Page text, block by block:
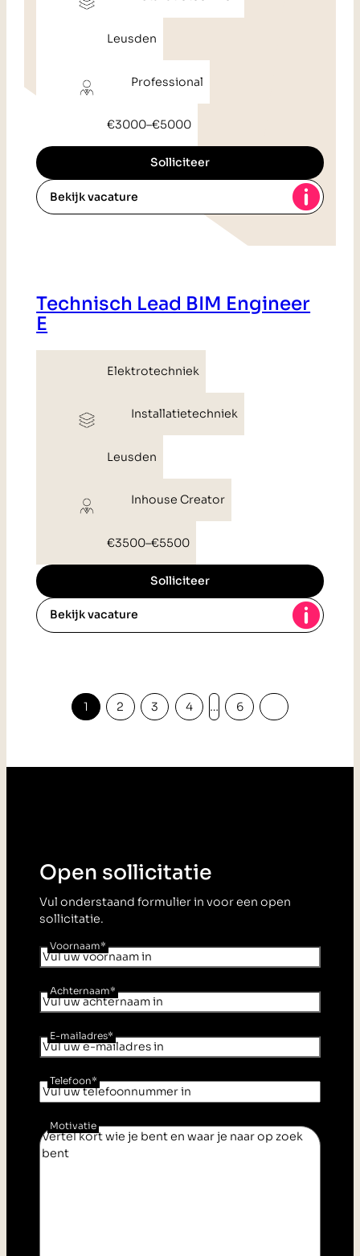
Leusden
Professional
€3000–€5000
Solliciteer
Bekijk vacature
Technisch Lead BIM Engineer
E
Elektrotechniek
Installatietechniek
Leusden
Inhouse Creator
€3500–€5500
Solliciteer
Bekijk vacature
Posts
navigation
1 2 3 4 … 6
Open sollicitatie
Vul onderstaand formulier in voor een open
sollicitatie.
Voornaam*
Achternaam*
E-mailadres*
Telefoon*
Motivatie